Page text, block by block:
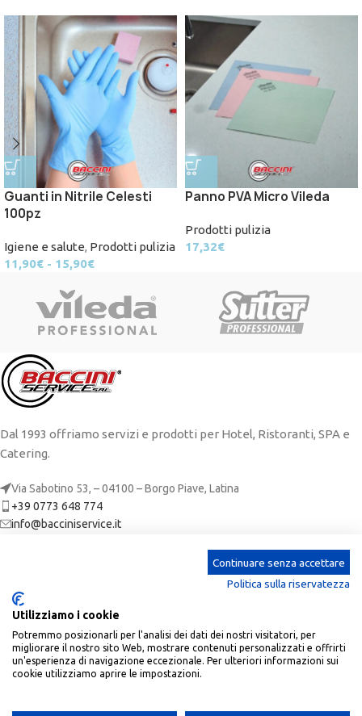
Guanti in Nitrile Celesti
100pz
Igiene e salute, Prodotti pulizia
11,90€ - 15,90€
Panno PVA Micro Vileda
Prodotti pulizia
17,32€
Dal 1993 offriamo servizi e prodotti per Hotel, Ristoranti, SPA e
Catering.
Via Sabotino 53, – 04100 – Borgo Piave, Latina
+39 0773 648 774
info@bacciniservice.it
CATEGORIE
ACCOUNT
Baccini Service| P.Iva: 02673650590 | REA: LT-190305 |
Continuare senza accettare
Politica sulla riservatezza
Utilizziamo i cookie
Potremmo posizionarli per l'analisi dei dati dei nostri visitatori, per
migliorare il nostro sito Web, mostrare contenuti personalizzati e offrirti
un'esperienza di navigazione eccezionale. Per ulteriori informazioni sui
cookie utilizziamo aprire le impostazioni.